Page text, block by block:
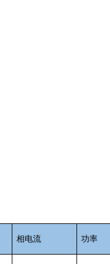
相电流 功率